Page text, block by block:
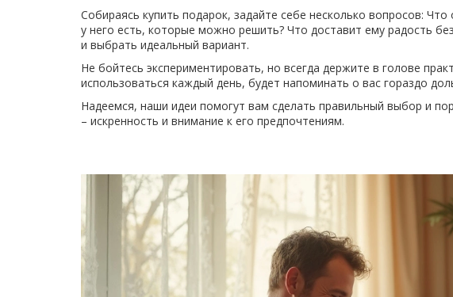
Собираясь купить подарок, задайте себе несколько вопросов:
у него есть, которые можно решить? Что доставит ему радость
и выбрать идеальный вариант.
Не бойтесь экспериментировать, но всегда держите в голове
использоваться каждый день, будет напоминать о вас гораздо
Надеемся, наши идеи помогут вам сделать правильный выбор и
– искренность и внимание к его предпочтениям.